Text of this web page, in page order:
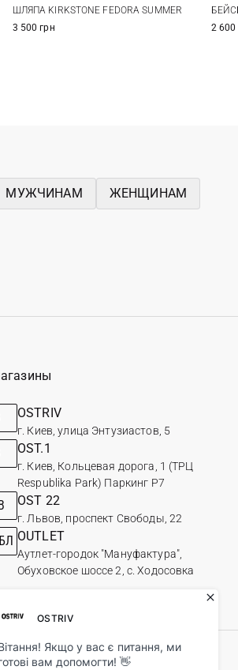
S M L XL
ШЛЯПА KIRKSTONE FEDORA SUMMER
3 500 грн
2 600
МУЖЧИНАМ ЖЕНЩИНАМ
OSTRIV
г. Киев, улица Энтузиастов, 5
OST.1
г. Киев, Кольцевая дорога, 1 (ТРЦ
Respublika Park) Паркинг Р7
OST 22
г. Львов, проспект Свободы, 22
OUTLET
Аутлет-городок "Мануфактура",
Обуховское шоссе 2, с. Ходосовка